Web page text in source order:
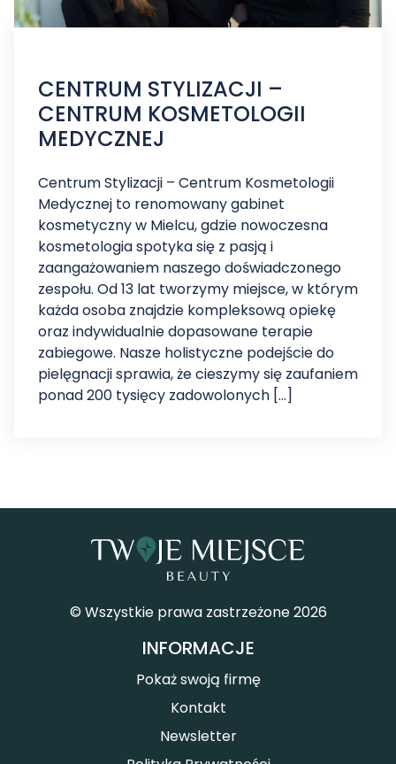
CENTRUM STYLIZACJI –
CENTRUM KOSMETOLOGII
MEDYCZNEJ
Centrum Stylizacji – Centrum Kosmetologii
Medycznej to renomowany gabinet
kosmetyczny w Mielcu, gdzie nowoczesna
kosmetologia spotyka się z pasją i
zaangażowaniem naszego doświadczonego
zespołu. Od 13 lat tworzymy miejsce, w którym
każda osoba znajdzie kompleksową opiekę
oraz indywidualnie dopasowane terapie
zabiegowe. Nasze holistyczne podejście do
pielęgnacji sprawia, że cieszymy się zaufaniem
ponad 200 tysięcy zadowolonych […]
© Wszystkie prawa zastrzeżone 2026
INFORMACJE
Pokaż swoją firmę
Kontakt
Newsletter